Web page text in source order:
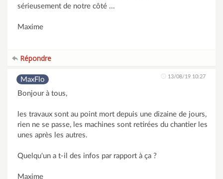
sérieusement de notre côté ...
Maxime
Répondre
MaxFlo 13/08/19 10:27
Bonjour à tous,
les travaux sont au point mort depuis une dizaine de jours,
rien ne se passe, les machines sont retirées du chantier les
unes après les autres.
Quelqu'un a t-il des infos par rapport à ça ?
Maxime